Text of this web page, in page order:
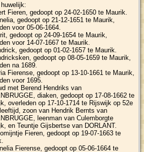
Fieren, gedoopt op 24-02-1650 te Maurik.
gedoopt op 21-12-1651 te Maurik,
voor 05-06-1664.
gedoopt op 24-09-1654 te Maurik,
voor 14-07-1667 te Maurik.
gedoopt op 01-02-1657 te Maurik.
gedoopt op 08-05-1659 te Maurik,
na 1689.
Fierense, gedoopt op 13-10-1661 te Maurik,
voor 1695.
met Berend Hendriks van
diaken, gedoopt op 17-08-1662 te
overleden op 17-10-1714 te Rijswijk op 52e
zoon van Hendrik Bernts van
leenman van Culemborgte
en Teuntje Gijsbertse van DORLANT.
Fieren, gedoopt op 19-07-1663 te
Fierense, gedoopt op 05-06-1664 te